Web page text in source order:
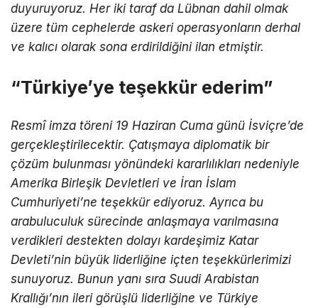
duyuruyoruz. Her iki taraf da Lübnan dahil olmak
üzere tüm cephelerde askeri operasyonların derhal
ve kalıcı olarak sona erdirildiğini ilan etmiştir.
“Türkiye’ye teşekkür ederim”
Resmî imza töreni 19 Haziran Cuma günü İsviçre’de
gerçekleştirilecektir. Çatışmaya diplomatik bir
çözüm bulunması yönündeki kararlılıkları nedeniyle
Amerika Birleşik Devletleri ve İran İslam
Cumhuriyeti’ne teşekkür ediyoruz. Ayrıca bu
arabuluculuk sürecinde anlaşmaya varılmasına
verdikleri destekten dolayı kardeşimiz Katar
Devleti’nin büyük liderliğine içten teşekkürlerimizi
sunuyoruz. Bunun yanı sıra Suudi Arabistan
Krallığı’nın ileri görüşlü liderliğine ve Türkiye